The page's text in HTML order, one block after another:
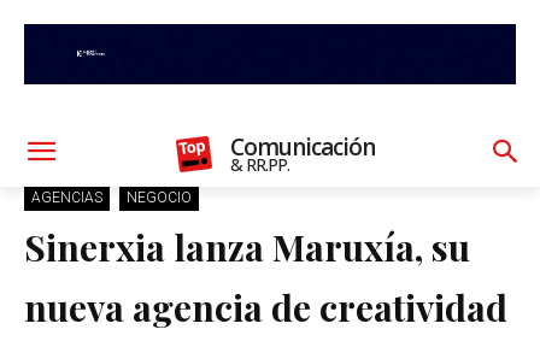
Comunicación
& RR.PP.
AGENCIAS NEGOCIO
Sinerxia lanza Maruxía, su
nueva agencia de creatividad